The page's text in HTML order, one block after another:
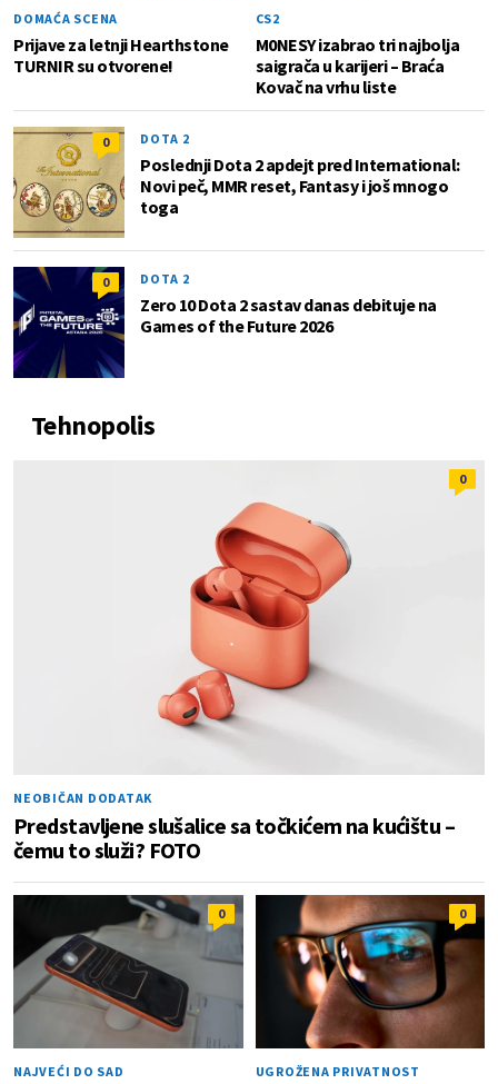
DOMAĆA SCENA
Prijave za letnji Hearthstone
TURNIR su otvorene!
CS2
M0NESY izabrao tri najbolja
saigrača u karijeri – Braća
Kovač na vrhu liste
0 DOTA 2
Poslednji Dota 2 apdejt pred International:
Novi peč, MMR reset, Fantasy i još mnogo
toga
0 DOTA 2
Zero 10 Dota 2 sastav danas debituje na
Games of the Future 2026
Tehnopolis
0
NEOBIČAN DODATAK
Predstavljene slušalice sa točkićem na kućištu –
čemu to služi? FOTO
0
NAJVEĆI DO SAD
0
UGROŽENA PRIVATNOST